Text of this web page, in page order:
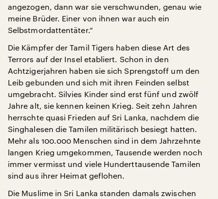
angezogen, dann war sie verschwunden, genau wie
meine Brüder. Einer von ihnen war auch ein
Selbstmordattentäter.“
Die Kämpfer der Tamil Tigers haben diese Art des
Terrors auf der Insel etabliert. Schon in den
Achtzigerjahren haben sie sich Sprengstoff um den
Leib gebunden und sich mit ihren Feinden selbst
umgebracht. Silvies Kinder sind erst fünf und zwölf
Jahre alt, sie kennen keinen Krieg. Seit zehn Jahren
herrschte quasi Frieden auf Sri Lanka, nachdem die
Singhalesen die Tamilen militärisch besiegt hatten.
Mehr als 100.000 Menschen sind in dem Jahrzehnte
langen Krieg umgekommen, Tausende werden noch
immer vermisst und viele Hunderttausende Tamilen
sind aus ihrer Heimat geflohen.
Die Muslime in Sri Lanka standen damals zwischen